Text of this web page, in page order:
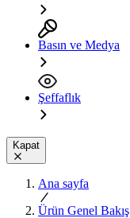
Basın ve Medya
Şeffaflık
Kapat
Ana sayfa
Ürün Genel Bakış